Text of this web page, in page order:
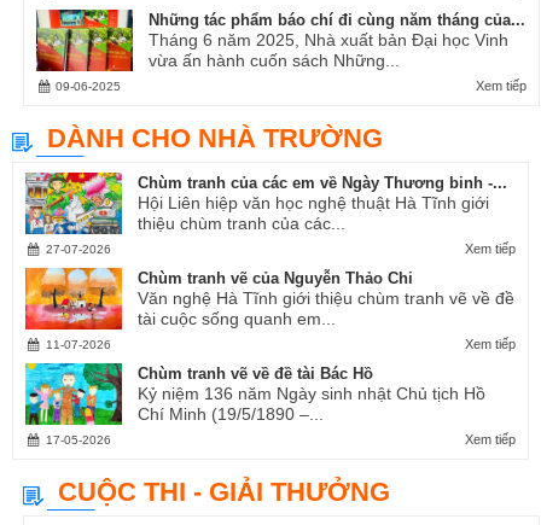
Những tác phẩm báo chí đi cùng năm tháng của...
Tháng 6 năm 2025, Nhà xuất bản Đại học Vinh
vừa ấn hành cuốn sách Những...
Xem tiếp
09-06-2025
DÀNH CHO NHÀ TRƯỜNG
Chùm tranh của các em về Ngày Thương binh -...
Hội Liên hiệp văn học nghệ thuật Hà Tĩnh giới
thiệu chùm tranh của các...
Xem tiếp
27-07-2026
Chùm tranh vẽ của Nguyễn Thảo Chi
Văn nghệ Hà Tĩnh giới thiệu chùm tranh vẽ về đề
tài cuộc sống quanh em...
Xem tiếp
11-07-2026
Chùm tranh vẽ về đề tài Bác Hồ
Kỷ niệm 136 năm Ngày sinh nhật Chủ tịch Hồ
Chí Minh (19/5/1890 –...
Xem tiếp
17-05-2026
CUỘC THI - GIẢI THƯỞNG